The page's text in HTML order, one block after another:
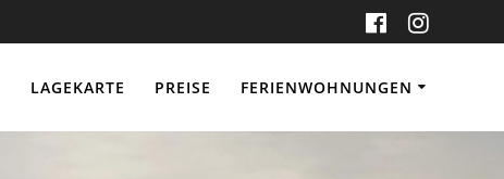
LAGEKARTE PREISE FERIENWOHNUNGEN